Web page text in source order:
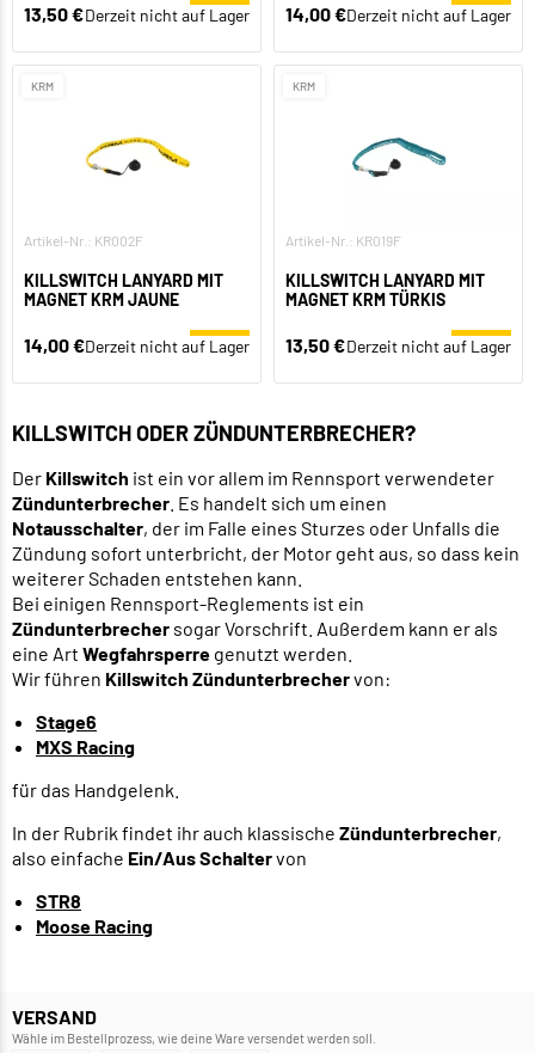
13,50 €Derzeit nicht auf Lager 14,00 €Derzeit nicht auf Lager
KRM
Artikel-Nr.: KR002F
KILLSWITCH LANYARD MIT
MAGNET KRM JAUNE
14,00 €Derzeit nicht auf Lager
KRM
Artikel-Nr.: KR019F
KILLSWITCH LANYARD MIT
MAGNET KRM TÜRKIS
13,50 €Derzeit nicht auf Lager
KILLSWITCH ODER ZÜNDUNTERBRECHER?
Der Killswitch ist ein vor allem im Rennsport verwendeter
Zündunterbrecher . Es handelt sich um einen
Notausschalter, der im Falle eines Sturzes oder Unfalls die
Zündung sofort unterbricht, der Motor geht aus, so dass kein
weiterer Schaden entstehen kann.
Bei einigen Rennsport-Reglements ist ein
Zündunterbrecher sogar Vorschrift. Außerdem kann er als
eine Art Wegfahrsperre genutzt werden.
Wir führen Killswitch Zündunterbrechervon:
Stage6
MXS Racing
für das Handgelenk.
In der Rubrik findet ihr auch klassische Zündunterbrecher,
also einfache Ein/Aus Schaltervon
STR8
Moose Racing
VERSAND
Wähle im Bestellprozess, wie deine Ware versendet werden soll.